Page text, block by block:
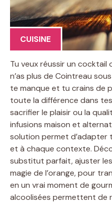
CUISINE
Tu veux réussir un
n’as plus de Cointreau
te manque et tu crains de
toute la différence dans
sacrifier le plaisir ou la
infusions maison et
solution permet d’adapter
et à chaque contexte.
substitut parfait, ajuster
magie de l’orange, pour
en un vrai moment de
alcoolisées permettent de